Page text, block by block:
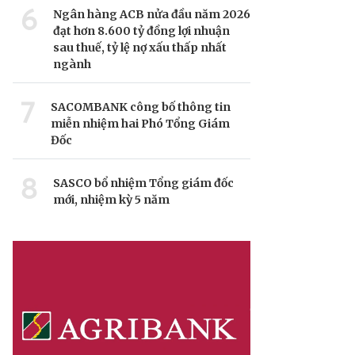
6
Ngân hàng ACB nửa đầu năm 2026
đạt hơn 8.600 tỷ đồng lợi nhuận
sau thuế, tỷ lệ nợ xấu thấp nhất
ngành
7
SACOMBANK công bố thông tin
miễn nhiệm hai Phó Tổng Giám
Đốc
8
SASCO bổ nhiệm Tổng giám đốc
mới, nhiệm kỳ 5 năm